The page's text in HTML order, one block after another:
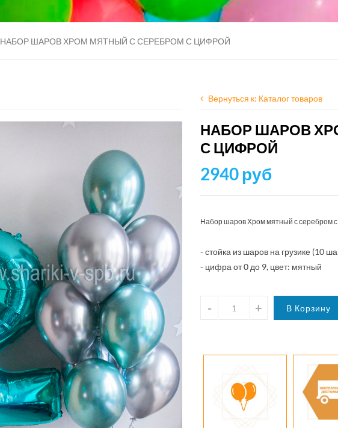
НАБОР ШАРОВ ХРОМ МЯТНЫЙ С СЕРЕБРОМ С ЦИФРОЙ
Вернуться к: Каталог товаров
НАБОР ШАРОВ
С ЦИФРОЙ
2940 руб
Набор шаров Хром мятный с серебром
- стойка из шаров на грузике (10
- цифра от 0 до 9, цвет: мятный